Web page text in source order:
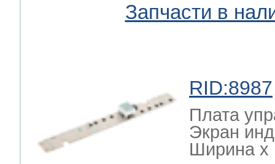
Запчасти в
RID:8987
Плата
Экран
Ширина х